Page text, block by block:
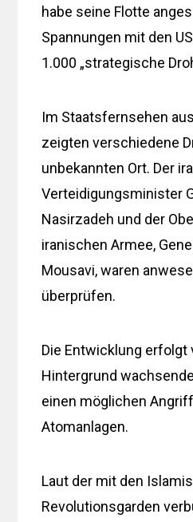
habe seine Flotte
Spannungen mit den
1.000 „strategische
Im Staatsfernsehen
zeigten verschiedene
unbekannten Ort. Der
Verteidigungsminister
Nasirzadeh und der
iranischen Armee,
Mousavi, waren
überprüfen.
Die Entwicklung erfolgt
Hintergrund
einen möglichen
Atomanlagen.
Laut der mit den
Revolutionsgarden